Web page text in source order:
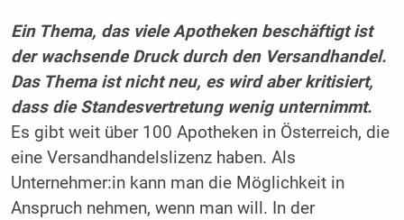
Ein Thema, das viele Apotheken beschäftigt ist
der wachsende Druck durch den Versandhandel.
Das Thema ist nicht neu, es wird aber kritisiert,
dass die Standesvertretung wenig unternimmt.
Es gibt weit über 100 Apotheken in Österreich, die
eine Versandhandelslizenz haben. Als
Unternehmer:in kann man die Möglichkeit in
Anspruch nehmen, wenn man will. In der